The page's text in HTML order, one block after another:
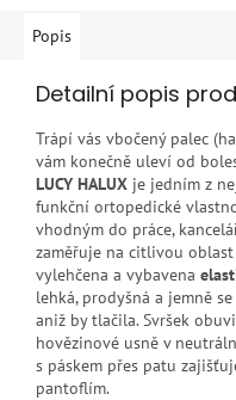
Popis
Detailní popis
Trápí vás vbočený palec
vám konečně uleví od
LUCY HALUX je jedním z
funkční ortopedické
vhodným do práce,
zaměřuje na citlivou
vylehčena a vybavena
lehká, prodyšná a jemně
aniž by tlačila. Svršek
hovězinové usně v
s páskem přes patu
pantoflím.